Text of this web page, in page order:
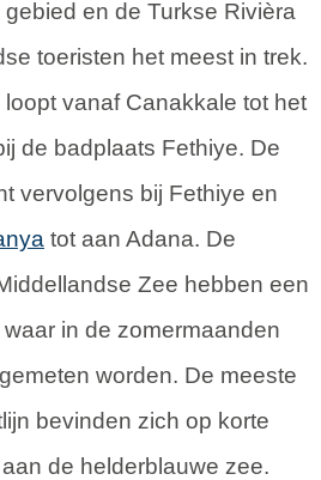
en de Turkse Rivièra
toeristen het meest in trek.
vanaf Canakkale tot het
de badplaats Fethiye. De
vervolgens bij Fethiye en
tot aan Adana. De
Zee hebben een
in de zomermaanden
worden. De meeste
bevinden zich op korte
de helderblauwe zee.